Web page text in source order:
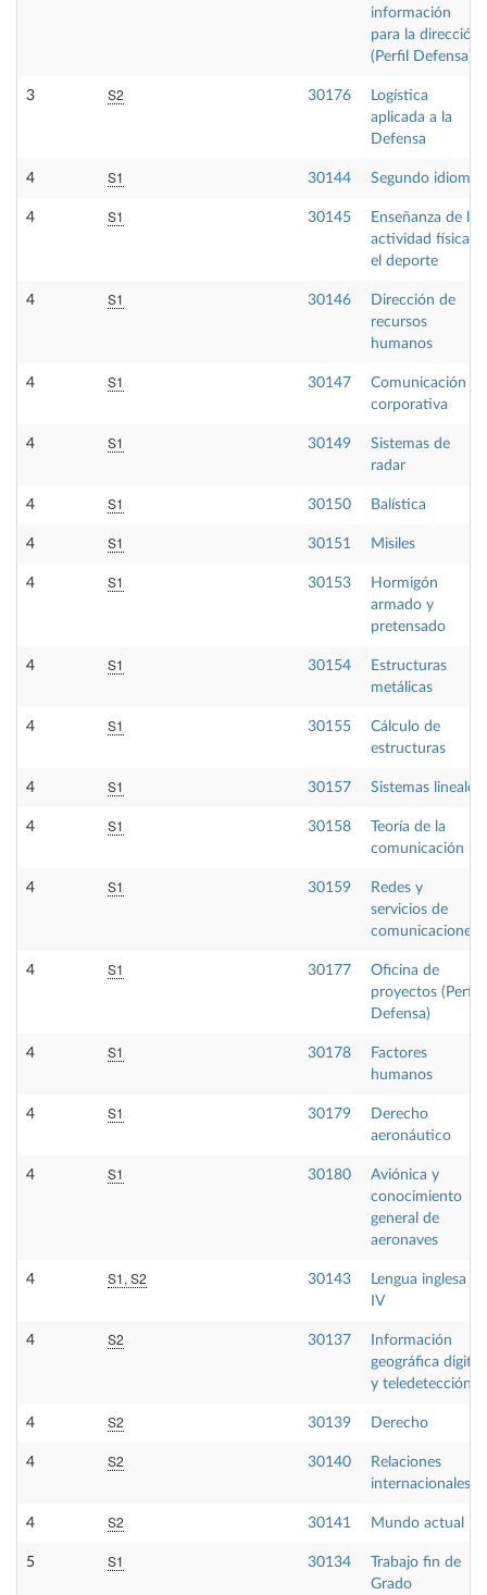
información
para la dirección
(Perfil Defensa)
3 S2 30176
Logística
aplicada a la
Defensa
4 S1 30144 Segundo idioma
4 S1 30145
Enseñanza de la
actividad física y
el deporte
4 S1 30146
Dirección de
recursos
humanos
4 S1 30147
Comunicación
corporativa
4 S1 30149
Sistemas de
radar
4 S1 30150 Balística
4 S1 30151 Misiles
4 S1 30153
Hormigón
armado y
pretensado
4 S1 30154
Estructuras
metálicas
4 S1 30155
Cálculo de
estructuras
4 S1 30157 Sistemas lineales
4 S1 30158
Teoría de la
comunicación
4 S1 30159
Redes y
servicios de
comunicaciones
4 S1 30177
Oficina de
proyectos (Perfil
Defensa)
4 S1 30178
Factores
humanos
4 S1 30179
Derecho
aeronáutico
4 S1 30180
Aviónica y
conocimiento
general de
aeronaves
4 S1, S2 30143
Lengua inglesa
IV
4 S2 30137
Información
geográfica digital
y teledetección
4 S2 30139 Derecho
4 S2 30140
Relaciones
internacionales
4 S2 30141 Mundo actual
5 S1 30134
Trabajo fin de
Grado